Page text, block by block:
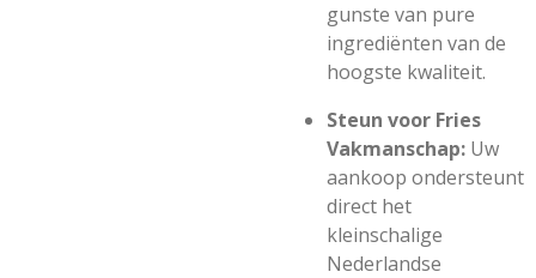
gunste van pure
ingrediënten van de
hoogste kwaliteit.
Steun voor Fries
Vakmanschap: Uw
aankoop ondersteunt
direct het
kleinschalige
Nederlandse